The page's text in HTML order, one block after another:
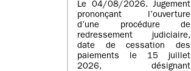
Le 04/08/2026. Jugement
prononçant l’ouverture
d’une procédure de
redressement judiciaire,
date de cessation des
paiements le 15 juillet
2026, désignant